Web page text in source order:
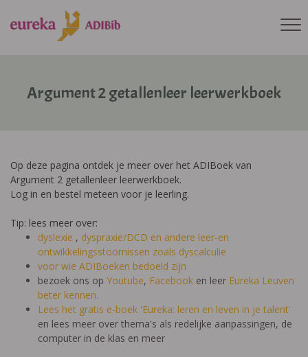
Argument 2 getallenleer leerwerkboek
Op deze pagina ontdek je meer over het ADIBoek van
Argument 2 getallenleer leerwerkboek.
Log in en bestel meteen voor je leerling.
Tip: lees meer over:
dyslexie , dyspraxie/DCD en andere leer-en
ontwikkelingsstoornissen zoals dyscalculie
voor wie ADIBoeken bedoeld zijn
bezoek ons op Youtube, Facebook en leer Eureka Leuven
beter kennen.
Lees het gratis e-boek 'Eureka: leren en leven in je talent'
en lees meer over thema's als redelijke aanpassingen, de
computer in de klas en meer